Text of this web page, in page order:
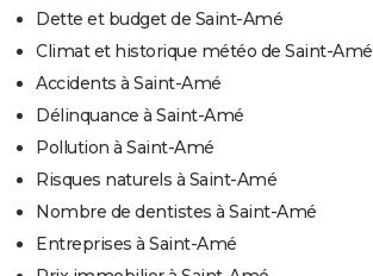
Dette et budget de Saint-Amé
Climat et historique météo de Saint-Amé
Accidents à Saint-Amé
Délinquance à Saint-Amé
Pollution à Saint-Amé
Risques naturels à Saint-Amé
Nombre de dentistes à Saint-Amé
Entreprises à Saint-Amé